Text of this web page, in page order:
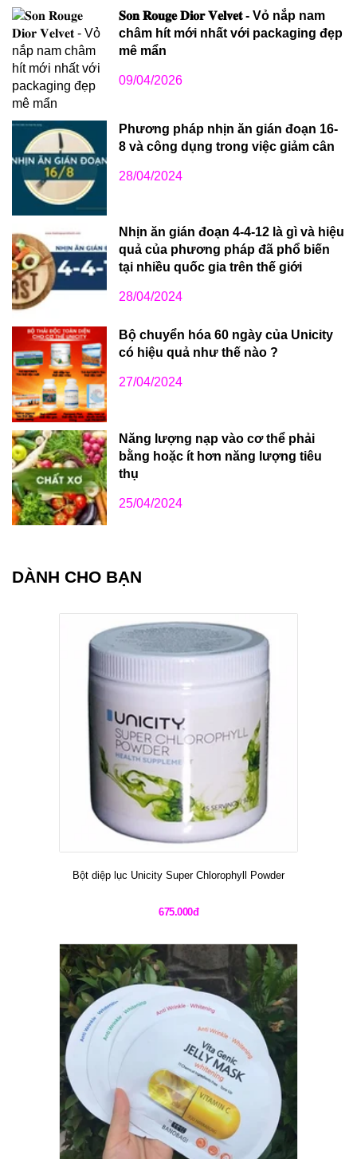
𝐒𝐨𝐧 𝐑𝐨𝐮𝐠𝐞 𝐃𝐢𝐨𝐫 𝐕𝐞𝐥𝐯𝐞𝐭 - Vỏ nắp nam
châm hít mới nhất với packaging đẹp
mê mẩn
09/04/2026
Phương pháp nhịn ăn gián đoạn 16-
8 và công dụng trong việc giảm cân
28/04/2024
Nhịn ăn gián đoạn 4-4-12 là gì và hiệu
quả của phương pháp đã phổ biến
tại nhiều quốc gia trên thế giới
28/04/2024
Bộ chuyển hóa 60 ngày của Unicity
có hiệu quả như thế nào ?
27/04/2024
Năng lượng nạp vào cơ thể phải
bằng hoặc ít hơn năng lượng tiêu
thụ
25/04/2024
DÀNH CHO BẠN
Bột diệp lục Unicity Super Chlorophyll Powder
675.000đ